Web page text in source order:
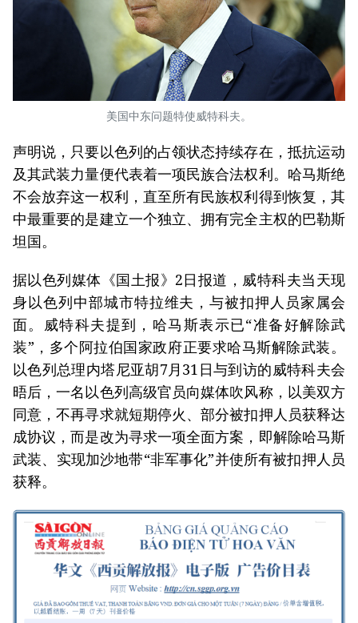
美国中东问题特使威特科夫。
声明说，只要以色列的占领状态持续存在，抵抗运动
及其武装力量便代表着一项民族合法权利。哈马斯绝
不会放弃这一权利，直至所有民族权利得到恢复，其
中最重要的是建立一个独立、拥有完全主权的巴勒斯
坦国。
据以色列媒体《国土报》2日报道，威特科夫当天现
身以色列中部城市特拉维夫，与被扣押人员家属会
面。威特科夫提到，哈马斯表示已“准备好解除武
装”，多个阿拉伯国家政府正要求哈马斯解除武装。
以色列总理内塔尼亚胡7月31日与到访的威特科夫会
晤后，一名以色列高级官员向媒体吹风称，以美双方
同意，不再寻求就短期停火、部分被扣押人员获释达
成协议，而是改为寻求一项全面方案，即解除哈马斯
武装、实现加沙地带“非军事化”并使所有被扣押人员
获释。